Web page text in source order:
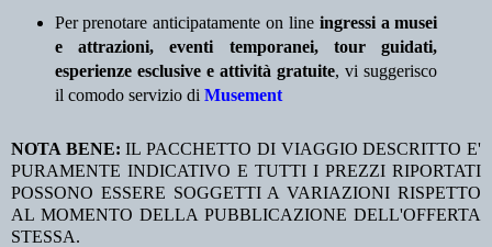
Per prenotare anticipatamente on line ingressi a musei
e attrazioni, eventi temporanei, tour guidati,
esperienze esclusive e attività gratuite, vi suggerisco
il comodo servizio di Musement
NOTA BENE:IL PACCHETTO DI VIAGGIO DESCRITTO E'
PURAMENTE INDICATIVO E TUTTI I PREZZI RIPORTATI
POSSONO ESSERE SOGGETTI A VARIAZIONI RISPETTO
AL MOMENTO DELLA PUBBLICAZIONE DELL'OFFERTA
STESSA.